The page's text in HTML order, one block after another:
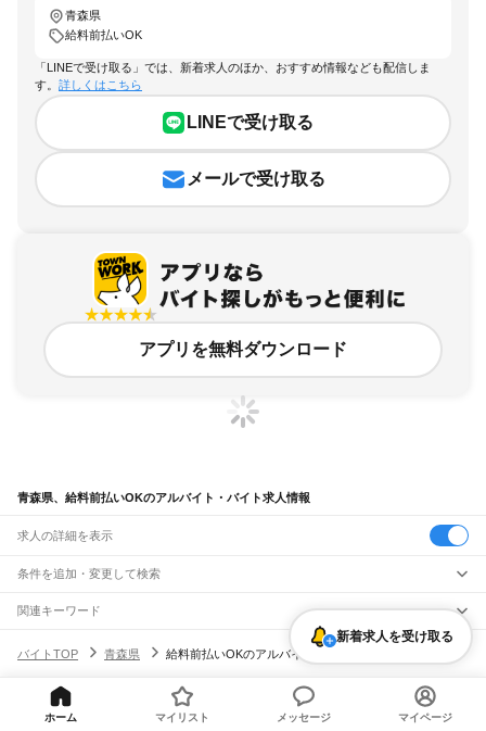
青森県
給料前払いOK
「LINEで受け取る」では、新着求人のほか、おすすめ情報なども配信しま
す。 詳しくはこちら
LINEで受け取る
メールで受け取る
アプリを無料ダウンロード
青森県、給料前払いOKのアルバイト・バイト求人情報
求人の詳細を表示
条件を追加・変更して検索
市区町村を追加・変更
青森県すべて
東津軽郡
中津軽郡 上北郡
駅を追加・変更
JR海峡線
中小国駅
奥津軽いまべつ駅
職種を追加・変更
飲食・フードサービス
特徴を追加・変更
関連キーワード
青森県 青森市 前払い
滋賀県 給料前払いOK ai 石川県 給料前払いok
バイトTOP 青森県 給料前払いOKのアルバイト・バイト・求人
新着求人を受け取る
ヘルプ・お問い合わせ サイトマップ
利用規約・プライバシーポリシー
ホーム マイリスト メッセージ マイページ